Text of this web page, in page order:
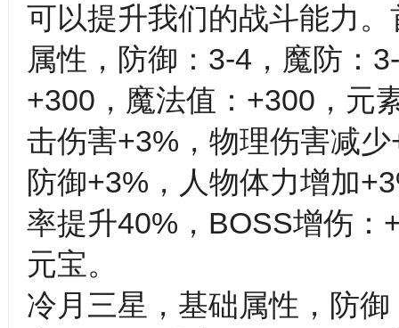
可以提升我们的战斗能力
属性，防御：3-4，魔防：
+300，魔法值：+300，元
击伤害+3%，物理伤害减
防御+3%，人物体力增加
率提升40%，BOSS增伤：
元宝。
冷月三星，基础属性，防